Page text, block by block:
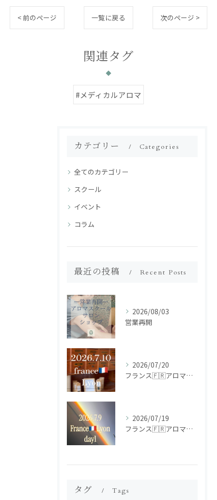
< 前のページ 一覧に戻る 次のページ >
関連タグ
#メディカルアロマ
カテゴリー Categories
全てのカテゴリー
スクール
イベント
コラム
最近の投稿 Recent Posts
2026/08/03
営業再開
2026/07/20
フランス🇫🇷アロマ研修ツアー𝗱𝗮𝘆𝟮
2026/07/19
フランス🇫🇷アロマ研修ツアー𝗱𝗮𝘆𝟭
タグ Tags